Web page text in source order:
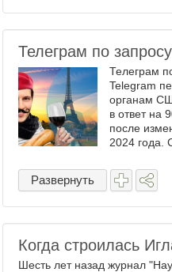
Телеграм по запросу
Телеграм
Telegram
органам
в ответ на
после
2024 года.
Telegram
Развернуть
Когда строилась
Шесть лет назад журнал